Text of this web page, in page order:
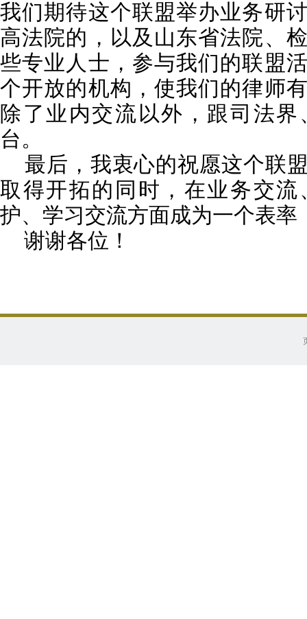
我们期待这个联盟举办业务研
高法院的，以及山东省法院、
些专业人士，参与我们的联盟
个开放的机构，使我们的律师
除了业内交流以外，跟司法
台。
最后，我衷心的祝愿这个联
取得开拓的同时，在业务交
护、学习交流方面成为一个表率
谢谢各位！